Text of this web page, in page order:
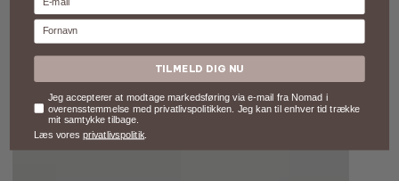
Fornavn
TILMELD DIG NU
Samtykke
Jeg accepterer at modtage markedsføring via e-mail fra Nomad i
overensstemmelse med privatlivspolitikken. Jeg kan til enhver tid trække
mit samtykke tilbage.
Læs vores privatlivspolitik